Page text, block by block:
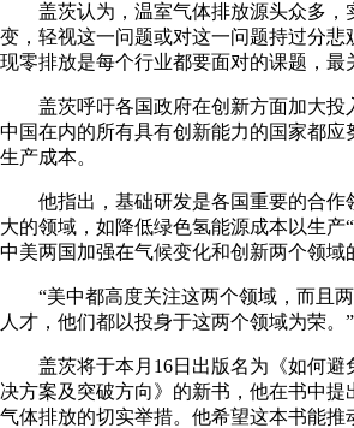
盖茨认为，温室气体排放源头众多，
变，轻视这一问题或对这一问题持过分悲
现零排放是每个行业都要面对的课题，最
盖茨呼吁各国政府在创新方面加大投
中国在内的所有具有创新能力的国家都应
生产成本。
他指出，基础研发是各国重要的合作
大的领域，如降低绿色氢能源成本以生产
中美两国加强在气候变化和创新两个领域
“美中都高度关注这两个领域，而且
人才，他们都以投身于这两个领域为荣。”
盖茨将于本月16日出版名为《如何
决方案及突破方向》的新书，他在书中提
气体排放的切实举措。他希望这本书能推